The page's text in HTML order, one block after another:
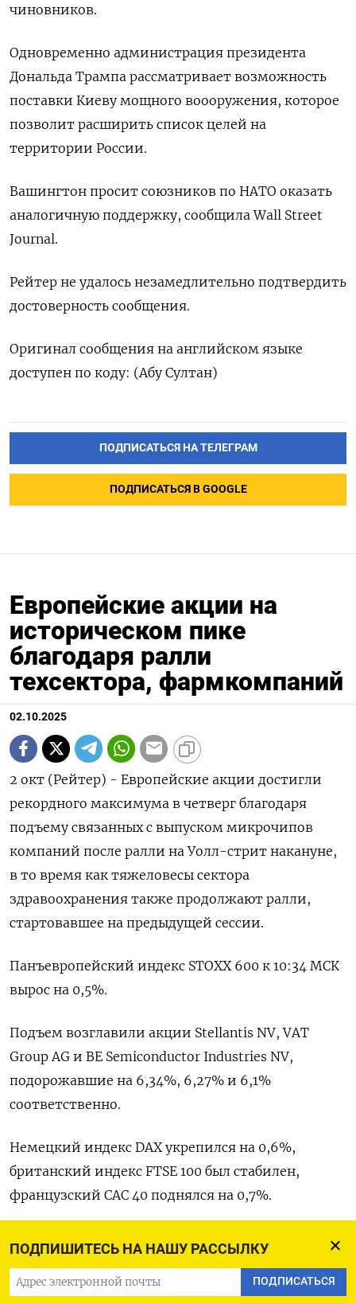
ПОДПИШИТЕСЬ НА НАШУ РАССЫЛКУ
ПОДПИСАТЬСЯ
чиновников.
Одновременно администрация президента
Дональда Трампа рассматривает возможность
поставки Киеву мощного воооружения, которое
позволит расширить список целей на
территории России.
Вашингтон просит союзников по НАТО оказать
аналогичную поддержку, сообщила Wall Street
Journal.
Рейтер не удалось незамедлительно подтвердить
достоверность сообщения.
Оригинал сообщения на английском языке
доступен по коду: (Абу Султан)
ПОДПИСАТЬСЯ НА ТЕЛЕГРАМ
ПОДПИСАТЬСЯ В GOOGLE
Европейские акции на
историческом пике
благодаря ралли
техсектора, фармкомпаний
02.10.2025
2 окт (Рейтер) - Европейские акции достигли
рекордного максимума в четверг благодаря
подъему связанных с выпуском микрочипов
компаний после ралли на Уолл-стрит накануне,
в то время как тяжеловесы сектора
здравоохранения также продолжают ралли,
стартовавшее на предыдущей сессии.
Панъевропейский индекс STOXX 600 к 10:34 МСК
вырос на 0,5%.
Подъем возглавили акции Stellantis NV, VAT
Group AG и BE Semiconductor Industries NV,
подорожавшие на 6,34%, 6,27% и 6,1%
соответственно.
Немецкий индекс DAX укрепился на 0,6%,
британский индекс FTSE 100 был стабилен,
французский CAC 40 поднялся на 0,7%.
доступен по коду: (Шашват Чаухан и Амир
Орусов)